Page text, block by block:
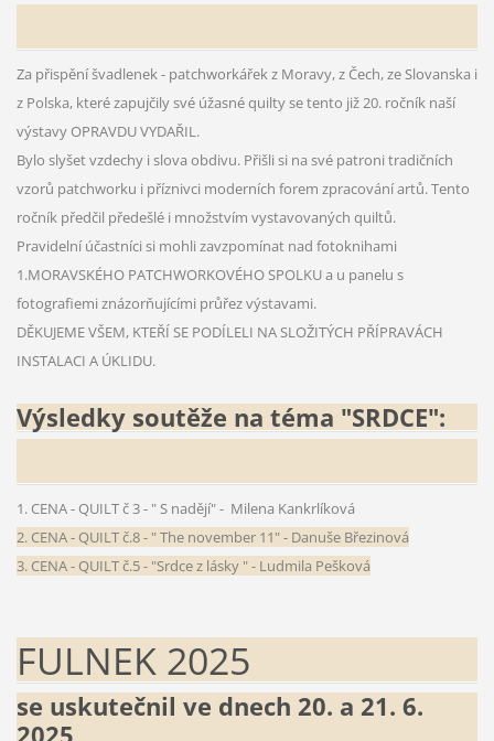
Za přispění švadlenek - patchworkářek z Moravy, z Čech, ze Slovanska i
z Polska, které zapujčily své úžasné quilty se tento již 20. ročník naší
výstavy OPRAVDU VYDAŘIL.
Bylo slyšet vzdechy i slova obdivu. Přišli si na své patroni tradičních
vzorů patchworku i příznivci moderních forem zpracování artů. Tento
ročník předčil předešlé i množstvím vystavovaných quiltů.
Pravidelní účastníci si mohli zavzpomínat nad fotoknihami
1.MORAVSKÉHO PATCHWORKOVÉHO SPOLKU a u panelu s
fotografiemi znázorňujícími průřez výstavami.
DĚKUJEME VŠEM, KTEŘÍ SE PODÍLELI NA SLOŽITÝCH PŘÍPRAVÁCH
INSTALACI A ÚKLIDU.
Výsledky soutěže na téma "SRDCE":
1. CENA - QUILT č 3 - " S nadějí" - Milena Kankrlíková
2. CENA - QUILT č.8 - " The november 11" - Danuše Březinová
3. CENA - QUILT č.5 - "Srdce z lásky " - Ludmila Pešková
FULNEK 2025
se uskutečnil ve dnech 20. a 21. 6.